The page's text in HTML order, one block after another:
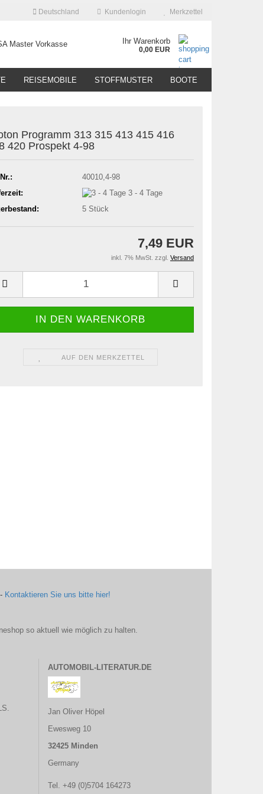
Deutschland Kundenlogin Merkzettel
Ihr Warenkorb
0,00 EUR
REISEMOBILE STOFFMUSTER BOOTE
Programm 313 315 413 415 416
420 Prospekt 4-98
40010,4-98
3 - 4 Tage
5 Stück
7,49 EUR
inkl. 7% MwSt. zzgl. Versand
AUF DEN MERKZETTEL
Kontaktieren Sie uns bitte hier!
so aktuell wie möglich zu halten.
AUTOMOBIL-LITERATUR.DE
Jan Oliver Höpel
Ewesweg 10
32425 Minden
Germany
Tel. +49 (0)5704 164273